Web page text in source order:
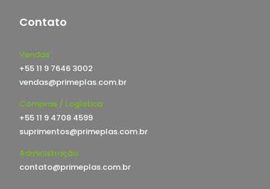
Contato
Vendas
+55 11 9 7646 3002
vendas@primeplas.com.br
Compras / Logística
+55 11 9 4708 4599
suprimentos@primeplas.com.br
Administração
contato@primeplas.com.br